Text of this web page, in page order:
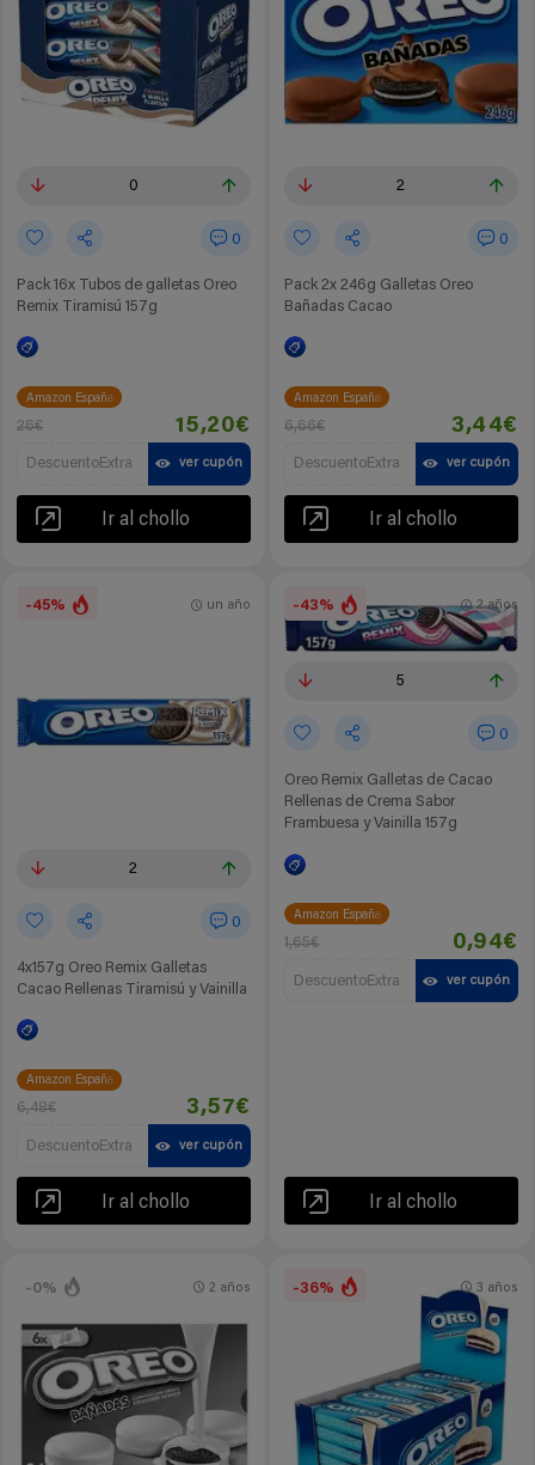
0
0
Pack 16x Tubos de galletas Oreo
Remix Tiramisú 157g
Amazon España
26€ 15,20€
DescuentoExtra ver cupón
Ir al chollo
2
0
Pack 2x 246g Galletas Oreo
Bañadas Cacao
Amazon España
6,66€ 3,44€
DescuentoExtra ver cupón
Ir al chollo
-45%
2
0
4x157g Oreo Remix Galletas
Cacao Rellenas Tiramisú y Vainilla
un año
Amazon España
6,48€ 3,57€
DescuentoExtra ver cupón
Ir al chollo
-43%
5
0
Oreo Remix Galletas de Cacao
Rellenas de Crema Sabor
Frambuesa y Vainilla 157g
2 años
Amazon España
1,65€ 0,94€
DescuentoExtra ver cupón
Ir al chollo
-0% 2 años -36% 3 años